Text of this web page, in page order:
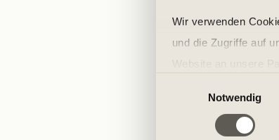
Wir verwenden
und die Zugriffe auf
der Dienste
Notwendig